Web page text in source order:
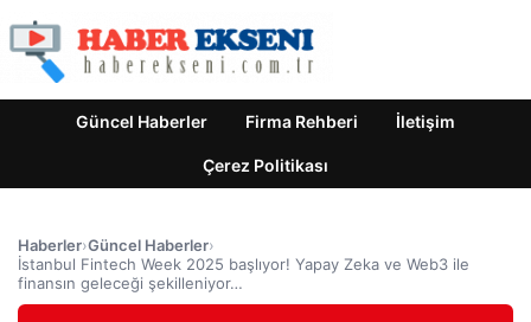
Güncel Haberler Firma Rehberi İletişim
Çerez Politikası
Haberler›Güncel Haberler›
İstanbul Fintech Week 2025 başlıyor! Yapay Zeka ve Web3 ile
finansın geleceği şekilleniyor…